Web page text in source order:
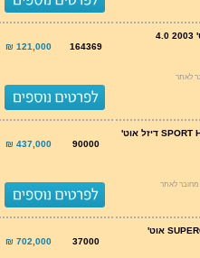
לאתר
164369
121,000 ₪
לנד רובר ריינג' רובר ספורט SPORT HSE דיזל אוט'
מחובר לאתר
90000
437,000 ₪
לנד רובר ריינג' רובר SUPERCHARGED אוט'
37000
702,000 ₪